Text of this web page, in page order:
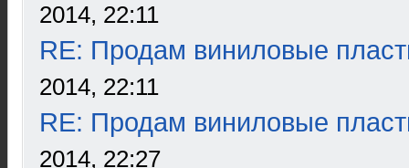
2014, 22:11
RE: Продам виниловые
2014, 22:11
RE: Продам виниловые
2014, 22:27